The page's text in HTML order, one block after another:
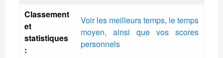
Classement
et
statistiques
:
Voir les meilleurs temps, le temps
moyen, ainsi que vos scores
personnels